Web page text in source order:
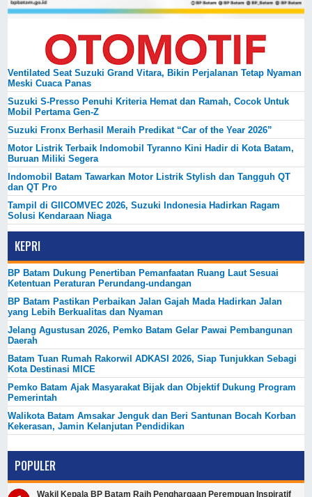
Ventilated Seat Suzuki Grand Vitara, Bikin Perjalanan Tetap Nyaman
Meski Cuaca Panas
Suzuki S-Presso Penuhi Kriteria Hemat dan Ramah, Cocok Untuk
Mobil Pertama Gen-Z
Suzuki Fronx Berhasil Meraih Predikat “Car of the Year 2026”
Motor Listrik Terbaik Indomobil Tyranno Kini Hadir di Kota Batam,
Buruan Miliki Segera
Indomobil Batam Tawarkan Motor Listrik Stylish dan Tangguh QT
dan QT Pro
Tampil di GIICOMVEC 2026, Suzuki Indonesia Hadirkan Ragam
Solusi Kendaraan Niaga
KEPRI
BP Batam Dukung Penertiban Pemanfaatan Ruang Laut Sesuai
Ketentuan Peraturan Perundang-undangan
BP Batam Pastikan Perbaikan Jalan Gajah Mada Hadirkan Jalan
yang Lebih Berkualitas dan Nyaman
Jelang Agustusan 2026, Pemko Batam Gelar Pawai Pembangunan
Daerah
Batam Tuan Rumah Rakorwil ADKASI 2026, Siap Tunjukkan Sebagi
Kota Destinasi MICE
Pemko Batam Ajak Masyarakat Bijak dan Objektif Dukung Program
Pemerintah
Walikota Batam Amsakar Jenguk dan Beri Santunan Bocah Korban
Kekerasan, Jamin Kelanjutan Pendidikan
POPULER
Wakil Kepala BP Batam Raih Penghargaan Perempuan Inspiratif